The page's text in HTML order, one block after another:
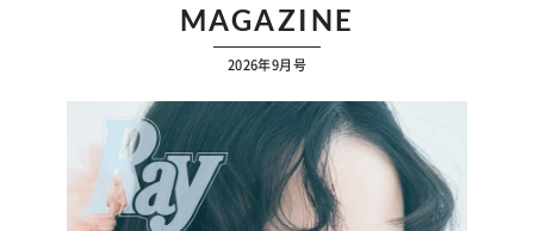
MAGAZINE
2026年9月号